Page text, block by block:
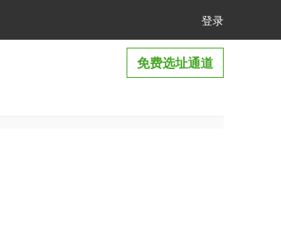
登录
免费选址通道